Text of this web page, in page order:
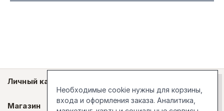
Личный кабинет
Магазин
Необходимые cookie нужны для корзины,
входа и оформления заказа. Аналитика,